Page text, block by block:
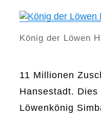
König der Löwen
11 Millionen
Hansestadt.
Löwenkönig